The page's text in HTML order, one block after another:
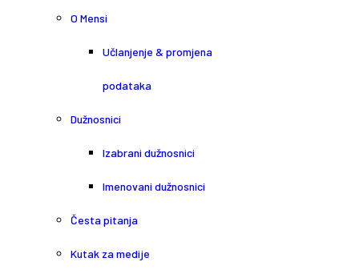
O Mensi
Učlanjenje & promjena
podataka
Dužnosnici
Izabrani dužnosnici
Imenovani dužnosnici
Česta pitanja
Kutak za medije